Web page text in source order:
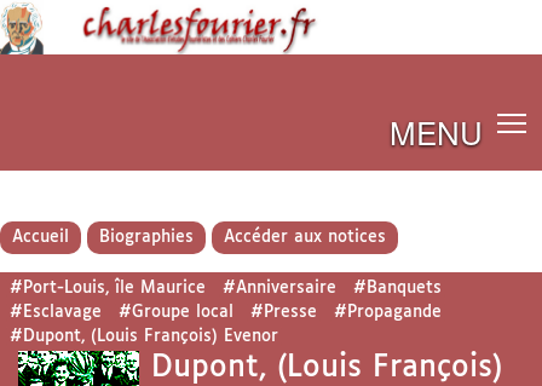
MENU
Accueil Biographies Accéder aux notices
#Port-Louis, île Maurice #Anniversaire
#Banquets
#Esclavage
#Groupe local #Presse
#Propagande
#Dupont, (Louis François) Evenor
Dupont, (Louis François)